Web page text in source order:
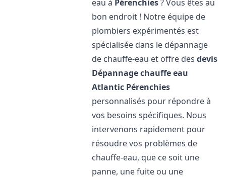
eau à Pérenchies? Vous êtes au
bon endroit ! Notre équipe de
plombiers expérimentés est
spécialisée dans le dépannage
de chauffe-eau et offre desdevis
Dépannage chauffe eau
Atlantic Pérenchies
personnalisés pour répondre à
vos besoins spécifiques. Nous
intervenons rapidement pour
résoudre vos problèmes de
chauffe-eau, que ce soit une
panne, une fuite ou une